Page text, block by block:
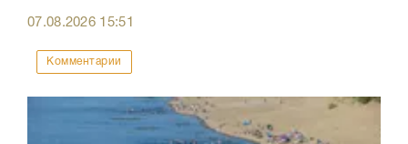
07.08.2026 15:51
Комментарии